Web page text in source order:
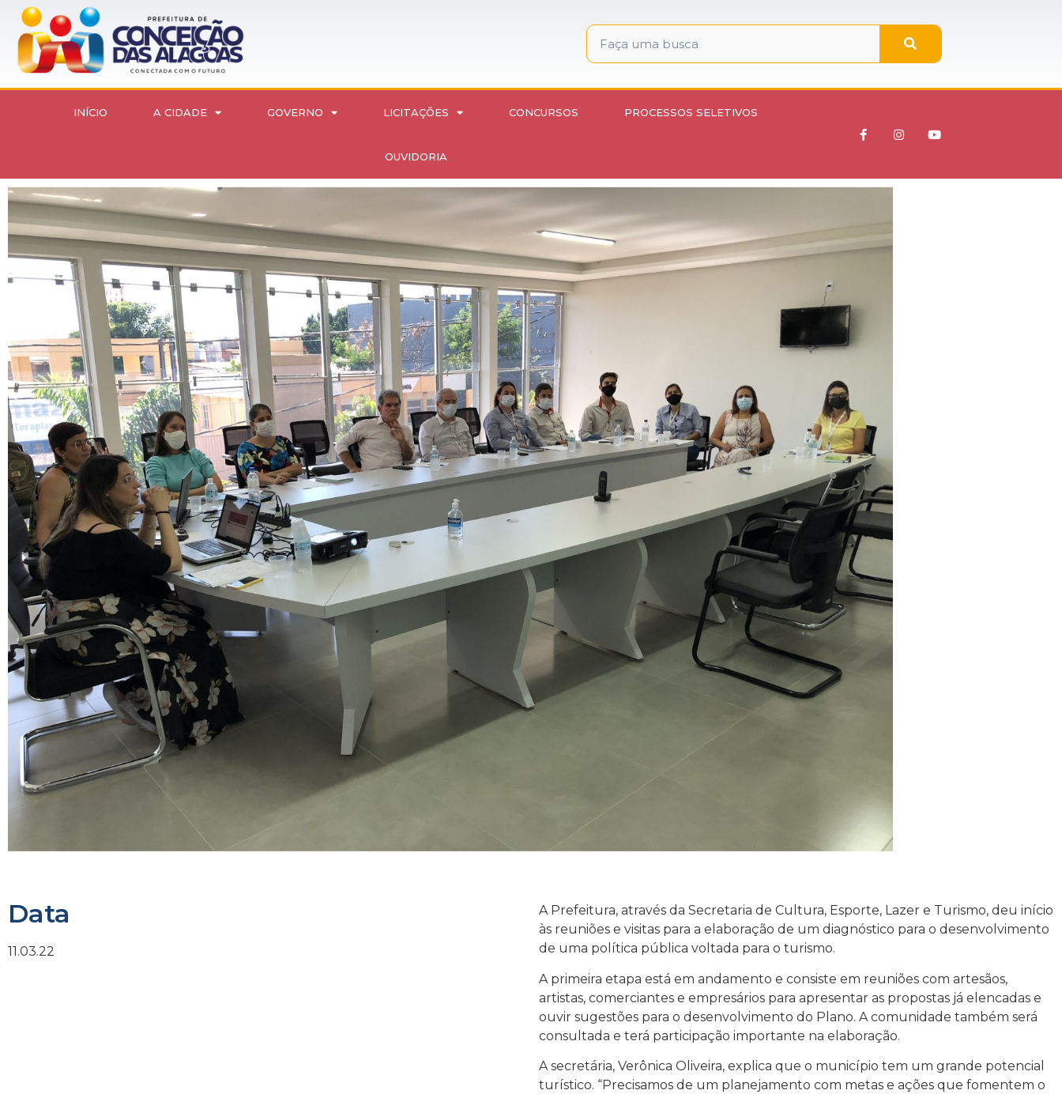
INÍCIO A CIDADE GOVERNO LICITAÇÕES CONCURSOS PROCESSOS SELETIVOS
OUVIDORIA
Foi iniciado a elaboração do Plano Municipal de Turismo
Data
11.03.22
A Prefeitura, através da Secretaria de Cultura, Esporte, Lazer e Turismo, deu início
às reuniões e visitas para a elaboração de um diagnóstico para o desenvolvimento
de uma política pública voltada para o turismo.
A primeira etapa está em andamento e consiste em reuniões com artesãos,
artistas, comerciantes e empresários para apresentar as propostas já elencadas e
ouvir sugestões para o desenvolvimento do Plano. A comunidade também será
consultada e terá participação importante na elaboração.
A secretária, Verônica Oliveira, explica que o município tem um grande potencial
turístico. “Precisamos de um planejamento com metas e ações que fomentem o